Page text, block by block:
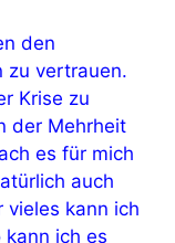
den
zu vertrauen.
Krise zu
der Mehrheit
es für mich
auch
vieles kann ich
ich es